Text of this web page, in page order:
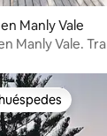
Manly Vale
Manly Vale.
preferido